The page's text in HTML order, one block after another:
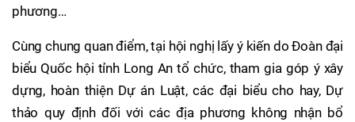
phương…
Cùng chung quan điểm, tại hội nghị lấy ý kiến do Đoàn đại
biểu Quốc hội tỉnh Long An tổ chức, tham gia góp ý xây
dựng, hoàn thiện Dự án Luật, các đại biểu cho hay, Dự
thảo quy định đối với các địa phương không nhận bổ